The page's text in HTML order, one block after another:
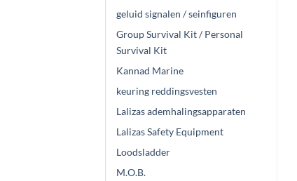
geluid signalen / seinfiguren
Group Survival Kit / Personal
Survival Kit
Kannad Marine
keuring reddingsvesten
Lalizas ademhalingsapparaten
Lalizas Safety Equipment
Loodsladder
M.O.B.
Inflator Child | 24 gram
€ 12,65.
BESTO Reddingslijn 30
meter met ring